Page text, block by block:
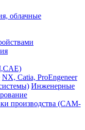
облачные
NX, Catia, ProEngeneer
Инженерные
производства (CAM-